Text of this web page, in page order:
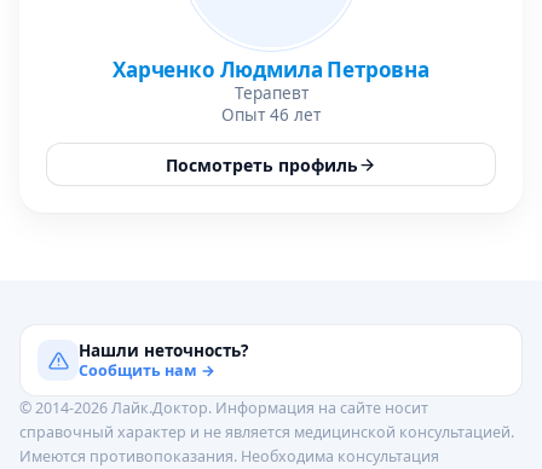
Харченко Людмила Петровна
Терапевт
Опыт 46 лет
Посмотреть профиль
Нашли неточность?
Сообщить нам →
© 2014-2026 Лайк.Доктор. Информация на сайте носит
справочный характер и не является медицинской консультацией.
Имеются противопоказания. Необходима консультация